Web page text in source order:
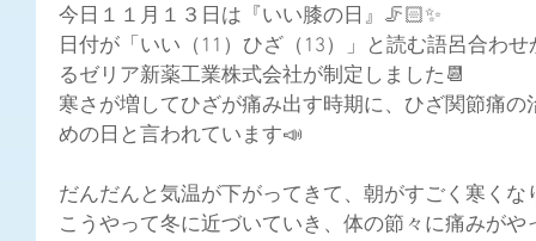
今日１１月１３日は『いい膝の日』🦵🏻✨
日付が「いい（11）ひざ（13）」と読む語呂合わ
るゼリア新薬工業株式会社が制定しました📆
寒さが増してひざが痛み出す時期に、ひざ関節痛
めの日と言われています📣
だんだんと気温が下がってきて、朝がすごく寒くな
こうやって冬に近づいていき、体の節々に痛みが